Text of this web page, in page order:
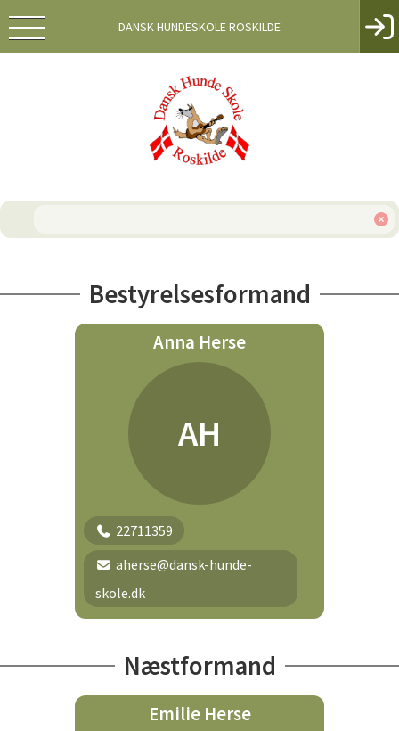
DANSK HUNDESKOLE ROSKILDE
Bestyrelsesformand
Anna Herse
AH
22711359
aherse@dansk-hunde-
skole.dk
Næstformand
Emilie Herse